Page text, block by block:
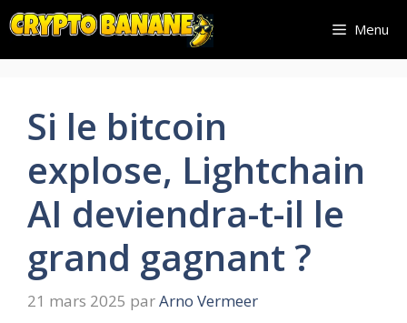
Aller
au
contenu
Menu
Si le bitcoin
explose, Lightchain
AI deviendra-t-il le
grand gagnant ?
21 mars 2025 parArno Vermeer